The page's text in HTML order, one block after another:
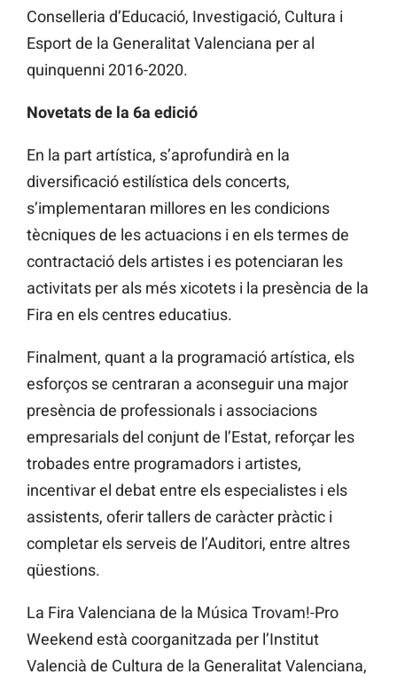
Conselleria d’Educació, Investigació, Cultura i
Esport de la Generalitat Valenciana per al
quinquenni 2016-2020.
Novetats de la 6a edició
En la part artística, s’aprofundirà en la
diversificació estilística dels concerts,
s’implementaran millores en les condicions
tècniques de les actuacions i en els termes de
contractació dels artistes i es potenciaran les
activitats per als més xicotets i la presència de la
Fira en els centres educatius.
Finalment, quant a la programació artística, els
esforços se centraran a aconseguir una major
presència de professionals i associacions
empresarials del conjunt de l’Estat, reforçar les
trobades entre programadors i artistes,
incentivar el debat entre els especialistes i els
assistents, oferir tallers de caràcter pràctic i
completar els serveis de l’Auditori, entre altres
qüestions.
La Fira Valenciana de la Música Trovam!-Pro
Weekend està coorganitzada per l’Institut
Valencià de Cultura de la Generalitat Valenciana,